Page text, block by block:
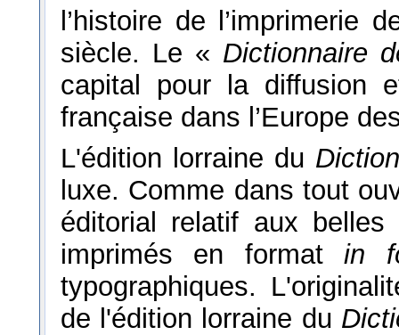
l’histoire de l’imprimerie
siècle. Le « Dictionnaire
capital pour la diffusion
française dans l’Europe
L'édition lorraine du
luxe. Comme dans tout
éditorial relatif aux
imprimés en formatin
typographiques.
de l'édition lorraine du